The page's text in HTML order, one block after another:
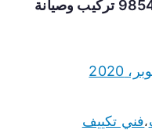
فني تكييف هندي الدسمة 98548488 تركيب وصيانة
،فني تكييف